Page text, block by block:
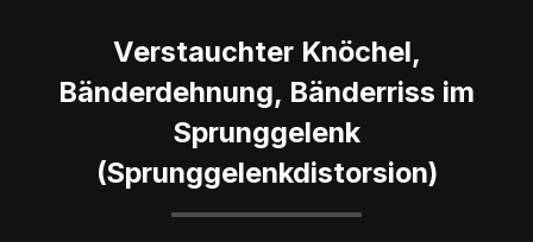
Verstauchter Knöchel,
Bänderdehnung, Bänderriss im
Sprunggelenk
(Sprunggelenkdistorsion)